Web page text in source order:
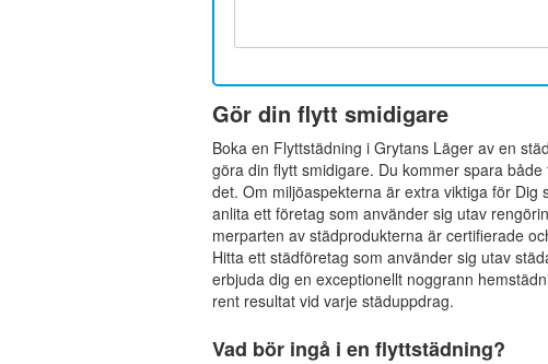
Gör din flytt smidigare
Boka en Flyttstädning i Grytans Läger av en
göra din flytt smidigare. Du kommer spara
det. Om miljöaspekterna är extra viktiga för Dig
anlita ett företag som använder sig utav
merparten av städprodukterna är certifierade
Hitta ett städföretag som använder sig utav
erbjuda dig en exceptionellt noggrann
rent resultat vid varje städuppdrag.
Vad bör ingå i en flyttstädning?